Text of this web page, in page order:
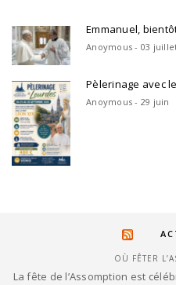
Emmanuel,
Anoymous - 03
Pèlerinage avec
Anoymous - 29 juin
OÙ FÊTER
La fête de l’Assomption est